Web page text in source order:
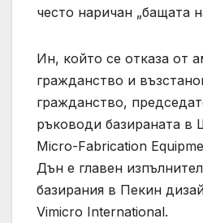
често наричан „бащата
Ин, който се отказа от
гражданство и
гражданство,
ръководи базираната в
Micro-Fabrication
Дън е главен
базирания в Пекин
Vimicro International.